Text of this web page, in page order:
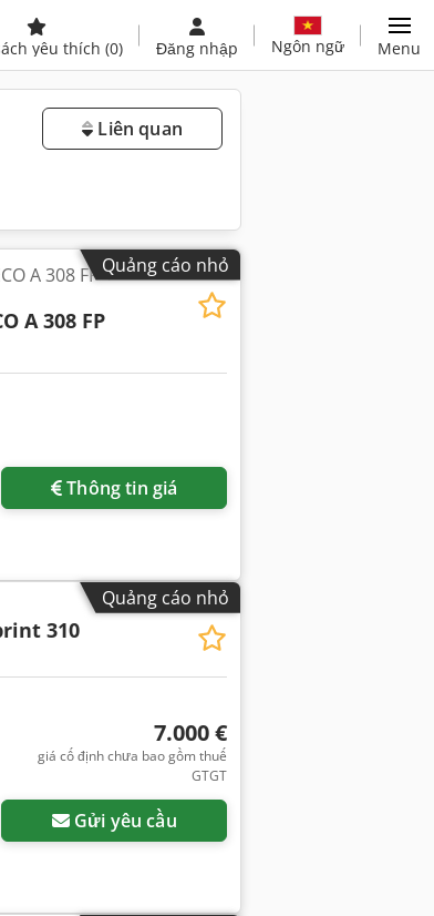
yêu thích (0) Đăng nhập Ngôn ngữ Menu
Liên quan
Quảng cáo nhỏ
A 308 FP +
A 308 FP
Thông tin giá
Quảng cáo nhỏ
310
7.000 €
giá cố định chưa bao gồm thuế
GTGT
Gửi yêu cầu